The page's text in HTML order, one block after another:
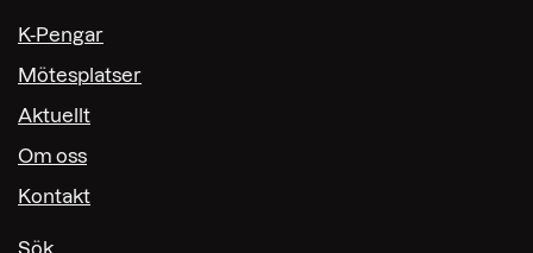
K-Pengar
Mötesplatser
Aktuellt
Om oss
Kontakt
Sök